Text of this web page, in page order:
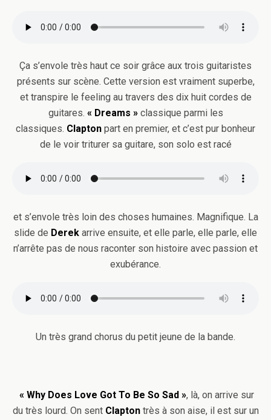
Ça s’envole très haut ce soir grâce aux trois guitaristes
présents sur scène. Cette version est vraiment superbe,
et transpire le feeling au travers des dix huit cordes de
guitares. « Dreams »classique parmi les
classiques. Clapton part en premier, et c’est pur bonheur
de le voir triturer sa guitare, son solo est racé
et s’envole très loin des choses humaines. Magnifique. La
slide de Derek arrive ensuite, et elle parle, elle parle, elle
n’arrête pas de nous raconter son histoire avec passion et
exubérance.
Un très grand chorus du petit jeune de la bande.
« Why Does Love Got To Be So Sad », là, on arrive sur
du très lourd. On sent Claptontrès à son aise, il est sur un